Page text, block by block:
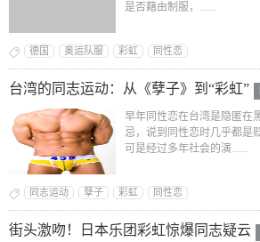
是否藉由制服，......
德国 奥运队服 彩虹 同性恋
台湾的同志运动：从《孽子》到“彩虹”
早年同性恋在台湾是隐匿在
忌，说到同性恋时几乎都是
可是经过多年社会的演......
同志运动 孽子 彩虹 同性恋
街头激吻！日本乐团彩虹惊爆同志疑云